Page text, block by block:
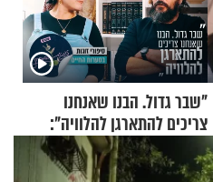
"שבר גדול. הבנו שאנחנו
צריכים להתארגן להלוויה":
זוגיות במבחן, הפעם עם מרים
וגד דנינו